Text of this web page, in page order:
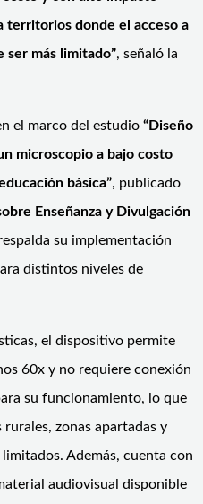
territorios donde el acceso a
más limitado”, señaló la
el marco del estudio “Diseño
microscopio a bajo costo
básica”, publicado
Enseñanza y Divulgación
su implementación
distintos niveles de
el dispositivo permite
60x y no requiere conexión
su funcionamiento, lo que
zonas apartadas y
Además, cuenta con
audiovisual disponible